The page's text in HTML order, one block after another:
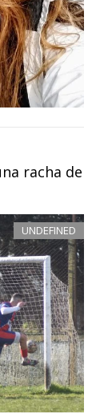
racha de
UNDEFINED